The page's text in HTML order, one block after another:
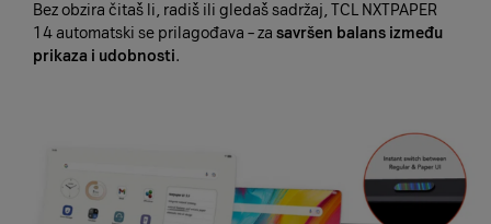
Bez obzira čitaš li, radiš ili gledaš sadržaj, TCL NXTPAPER
14 automatski se prilagođava – za savršen balans između
prikaza i udobnosti.